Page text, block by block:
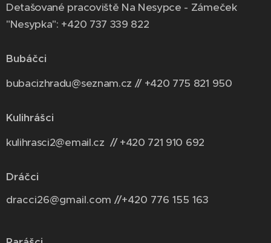
Detašované pracoviště Na Nesypce - Zámeček
"Nesypka": +420 737 339 822
Bubáčci
bubacizhradu@seznam.cz // +420 775 821 950
Kulihrášci
kulihrasci2@email.cz // +420 721 910 692
Dráčci
dracci26@gmail.com //+420 776 155 163